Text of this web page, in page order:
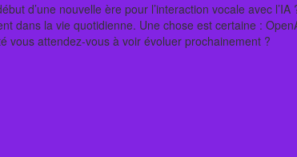
d’une nouvelle ère pour l’interaction vocale avec
dans la vie quotidienne. Une chose est certaine :
vous attendez-vous à voir évoluer prochainement ?